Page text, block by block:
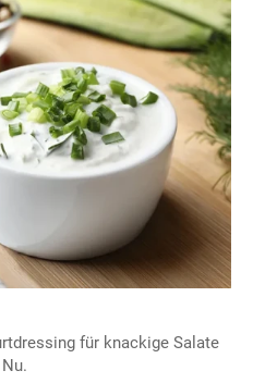
für knackige Salate